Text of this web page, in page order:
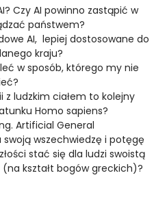
Czy AI powinno zastąpić w
państwem?
AI, lepiej dostosowane do
kraju?
w sposób, którego my nie
z ludzkim ciałem to kolejny
Homo sapiens?
Artificial General
wszechwiedzę i potęgę
stać się dla ludzi swoistą
kształt bogów greckich)?